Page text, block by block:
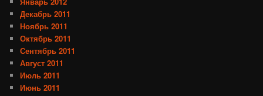
Декабрь 2011
Ноябрь 2011
Октябрь 2011
Сентябрь 2011
Август 2011
Июль 2011
Июнь 2011